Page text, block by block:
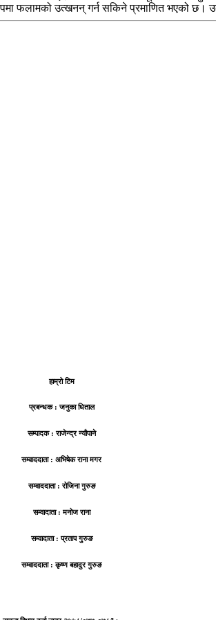
रूपमा फलामको उत्खनन् गर्न सकिने प्रमाणित भएको
हाम्रो टिम
प्रबन्धक : जनुका धिताल
सम्पादक : राजेन्द्र न्यौपाने
सम्वाददाता : अभिषेक राना मगर
सम्वाददाता : रोजिना गुरुङ
सम्वादाता : मनोज राना
सम्वादाता : प्रताप गुरुङ
सम्वाददाता : कृष्ण बहादुर गुरुङ